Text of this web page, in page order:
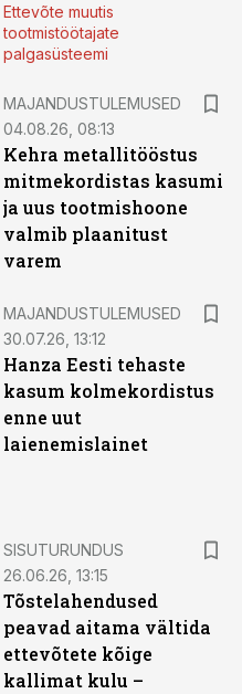
Ettevõte muutis
tootmistöötajate
palgasüsteemi
MAJANDUSTULEMUSED
04.08.26, 08:13
Kehra metallitööstus
mitmekordistas kasumi
ja uus tootmishoone
valmib plaanitust
varem
MAJANDUSTULEMUSED
30.07.26, 13:12
Hanza Eesti tehaste
kasum kolmekordistus
enne uut
laienemislainet
SISUTURUNDUS
26.06.26, 13:15
Tõstelahendused
peavad aitama vältida
ettevõtete kõige
kallimat kulu –